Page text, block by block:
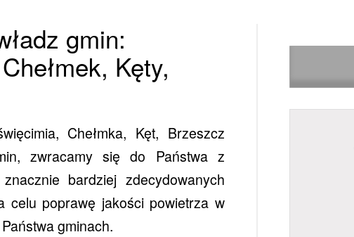
gmin:
Kęty,
Chełmka, Kęt, Brzeszcz
zwracamy się do Państwa z
bardziej zdecydowanych
celu poprawę jakości powietrza w
gminach.